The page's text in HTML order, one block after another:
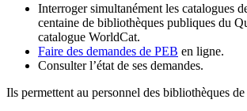
Interroger simultanément les catalogues
centaine de bibliothèques publiques du
catalogue WorldCat.
Faire des demandes de PEB en ligne.
Consulter l’état de ses demandes.
Ils permettent au personnel des bibliothèques de